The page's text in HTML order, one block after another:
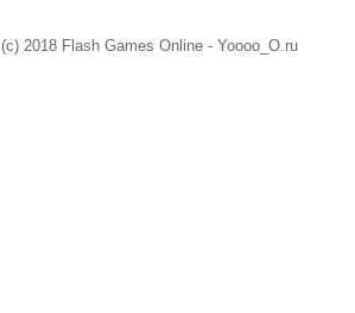
(c) 2018 Flash Games Online - Yoooo_O.ru